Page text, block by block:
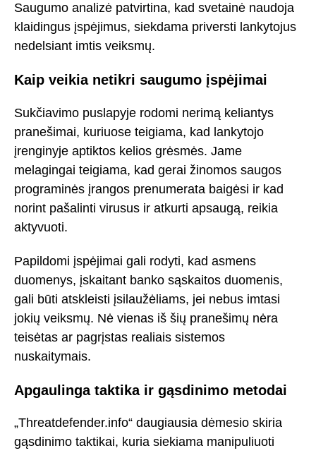
Saugumo analizė patvirtina, kad svetainė naudoja
klaidingus įspėjimus, siekdama priversti lankytojus
nedelsiant imtis veiksmų.
Kaip veikia netikri saugumo įspėjimai
Sukčiavimo puslapyje rodomi nerimą keliantys
pranešimai, kuriuose teigiama, kad lankytojo
įrenginyje aptiktos kelios grėsmės. Jame
melagingai teigiama, kad gerai žinomos saugos
programinės įrangos prenumerata baigėsi ir kad
norint pašalinti virusus ir atkurti apsaugą, reikia
aktyvuoti.
Papildomi įspėjimai gali rodyti, kad asmens
duomenys, įskaitant banko sąskaitos duomenis,
gali būti atskleisti įsilaužėliams, jei nebus imtasi
jokių veiksmų. Nė vienas iš šių pranešimų nėra
teisėtas ar pagrįstas realiais sistemos
nuskaitymais.
Apgaulinga taktika ir gąsdinimo metodai
„Threatdefender.info“ daugiausia dėmesio skiria
gąsdinimo taktikai, kuria siekiama manipuliuoti